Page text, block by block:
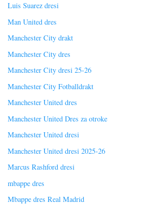
Luis Suarez dresi
Man United dres
Manchester City drakt
Manchester City dres
Manchester City dresi 25-26
Manchester City Fotballdrakt
Manchester United dres
Manchester United Dres za otroke
Manchester United dresi
Manchester United dresi 2025-26
Marcus Rashford dresi
mbappe dres
Mbappe dres Real Madrid